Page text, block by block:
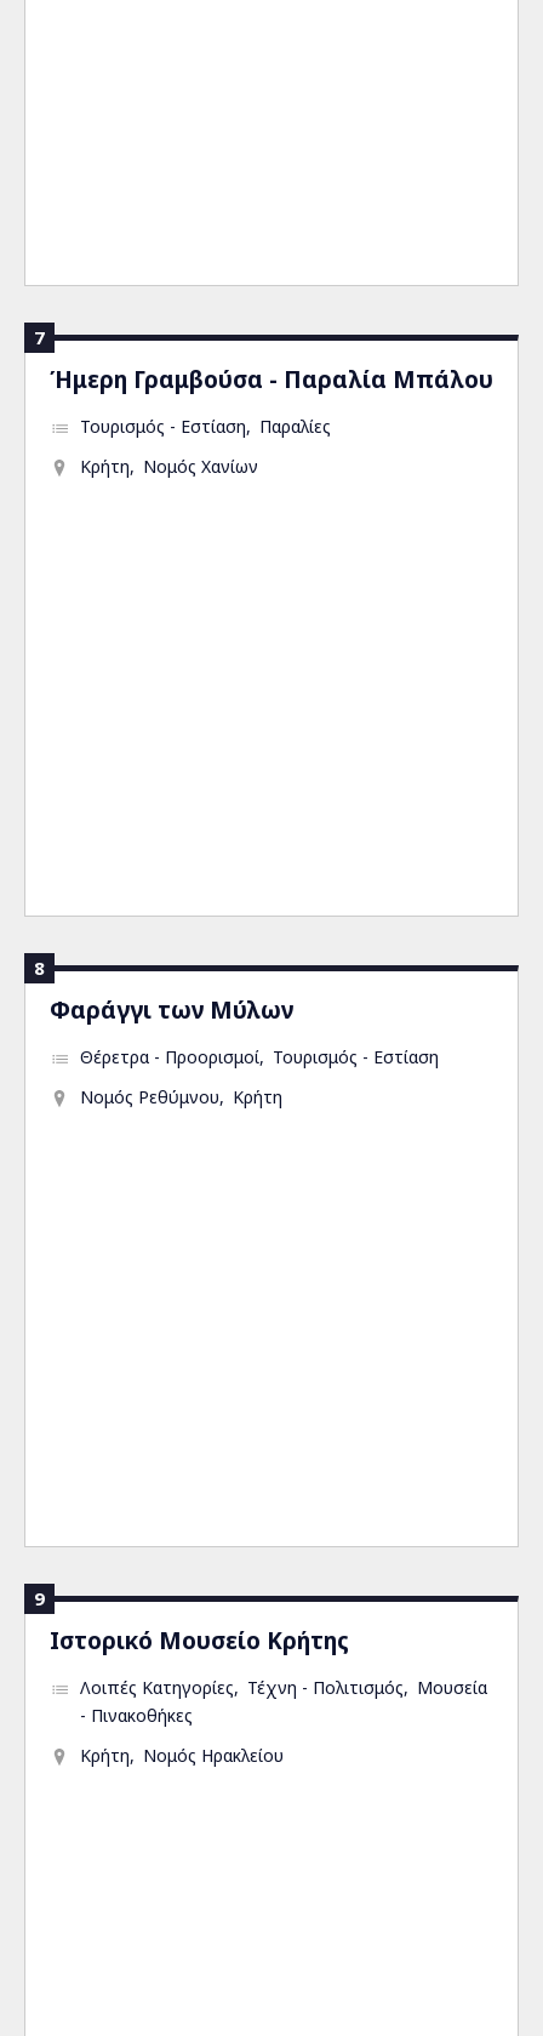
7
Ήμερη Γραμβούσα - Παραλία Μπάλου
Τουρισμός - Εστίαση
Παραλίες
Κρήτη
Νομός Χανίων
8
Φαράγγι των Μύλων
Θέρετρα - Προορισμοί
Τουρισμός - Εστίαση
Νομός Ρεθύμνου
Κρήτη
9
Ιστορικό Μουσείο Κρήτης
Λοιπές Κατηγορίες Τέχνη - Πολιτισμός
Μουσεία
- Πινακοθήκες
Κρήτη
Νομός Ηρακλείου